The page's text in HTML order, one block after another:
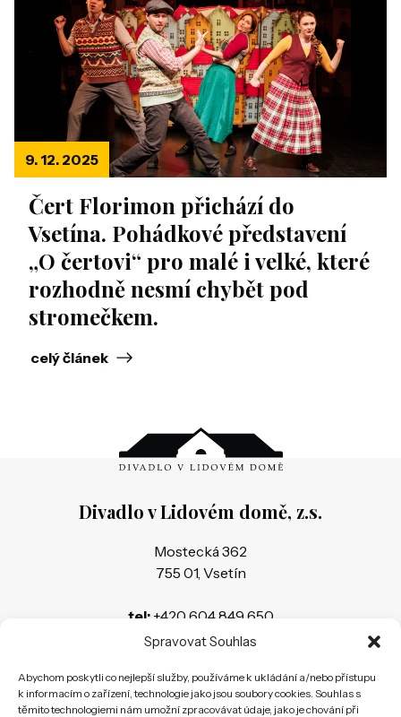
Spravovat Souhlas
Abychom poskytli co nejlepší služby, používáme k ukládání a/nebo přístupu
k informacím o zařízení, technologie jako jsou soubory cookies. Souhlas s
těmito technologiemi nám umožní zpracovávat údaje, jako je chování při
9. 12. 2025
Čert Florimon přichází do
Vsetína. Pohádkové představení
„O čertovi“ pro malé i velké, které
rozhodně nesmí chybět pod
stromečkem.
celý článek
Divadlo v Lidovém domě, z.s.
Mostecká 362
755 01, Vsetín
tel:+420 604 849 650
divadelnivsetin@seznam.cz
Banka:159793700/0600
IČ:26583283